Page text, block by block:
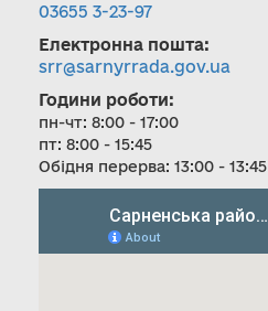
03655 3-23-97
Електронна пошта:
srr@sarnyrrada.gov.ua
Години роботи:
пн-чт: 8:00 - 17:00
пт: 8:00 - 15:45
Обідня перерва: 13:00 - 13:45